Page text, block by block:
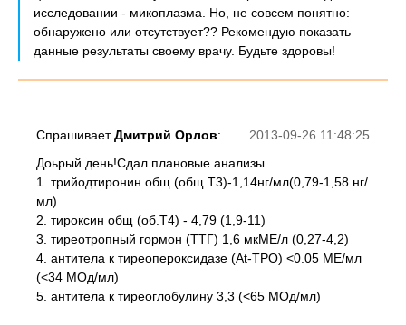
исследовании - микоплазма. Но, не совсем понятно:
обнаружено или отсутствует?? Рекомендую показать
данные результаты своему врачу. Будьте здоровы!
2013-09-26 11:48:25
СпрашиваетДмитрий Орлов:
Доьрый день!Сдал плановые анализы.
1. трийодтиронин общ (общ.Т3)-1,14нг/мл(0,79-1,58 нг/
мл)
2. тироксин общ (об.Т4) - 4,79 (1,9-11)
3. тиреотропный гормон (ТТГ) 1,6 мкМЕ/л (0,27-4,2)
4. антитела к тиреопероксидазе (At-TPO) <0.05 МЕ/мл
(<34 МОд/мл)
5. антитела к тиреоглобулину 3,3 (<65 МОд/мл)